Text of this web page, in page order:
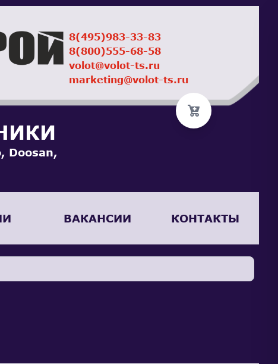
Doosan,
8(495)983-33-83
8(800)555-68-58
volot@volot-ts.ru
marketing@volot-ts.ru
ВАКАНСИИ КОНТАКТЫ